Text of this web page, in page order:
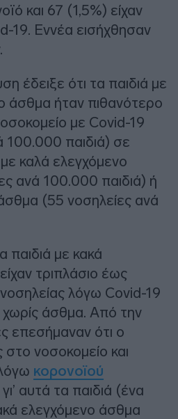
και 67 (1,5%) είχαν
19. Εννέα εισήχθησαν
έδειξε ότι τα παιδιά με
άσθμα ήταν πιθανότερο
με Covid-19
100.000 παιδιά) σε
καλά ελεγχόμενο
ανά 100.000 παιδιά) ή
(55 νοσηλείες ανά
παιδιά με κακά
τριπλάσιο έως
λόγω Covid-19
χωρίς άσθμα. Από την
επεσήμαναν ότι ο
στο νοσοκομείο και
κορονοϊού
αυτά τα παιδιά (ένα
ελεγχόμενο άσθμα